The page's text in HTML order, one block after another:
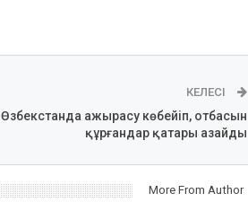
КЕЛЕСІ
Өзбекстанда ажырасу көбейіп, отбасын
құрғандар қатары азайды
More From Author